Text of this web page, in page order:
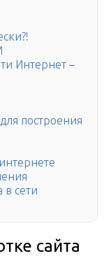
Интернет –
построения
в сети
сайта